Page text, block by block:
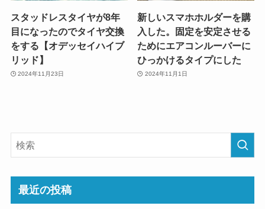
スタッドレスタイヤが8年
目になったのでタイヤ交換
をする【オデッセイハイブ
リッド】
2024年11月23日
新しいスマホホルダーを購
入した。固定を安定させる
ためにエアコンルーバーに
ひっかけるタイプにした
2024年11月1日
最近の投稿